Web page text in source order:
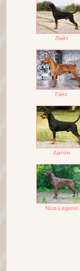
Лайт
Ганс
Аргон
Nice Legend